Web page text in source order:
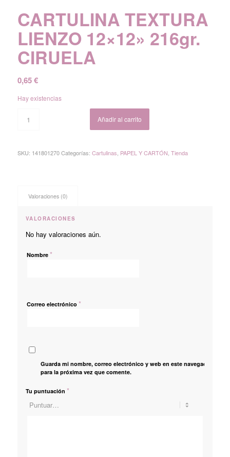
CARTULINA TEXTURA
LIENZO 12×12» 216gr.
CIRUELA
0,65€
Hay existencias
Añadir al carrito
SKU: 141801270 Categorías: Cartulinas PAPEL Y CARTÓN Tienda
Valoraciones (0)
VALORACIONES
No hay valoraciones aún.
Nombre *
Correo electrónico *
Guarda mi nombre, correo electrónico y web en este navegador
para la próxima vez que comente.
Tu puntuación *